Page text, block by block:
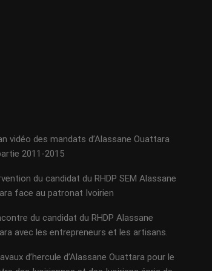
vidéo des mandats d’Alassane Ouattara
2011-2015
du candidat du RHDP SEM Alassane
face au patronat Ivoirien
du candidat du RHDP Alassane
avec les entrepreneurs et les artisans.
d’hercule d’Alassane Ouattara pour le